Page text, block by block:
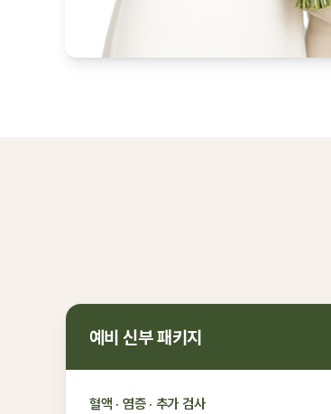
예비 신부 패키지
혈액 · 염증 · 추가 검사